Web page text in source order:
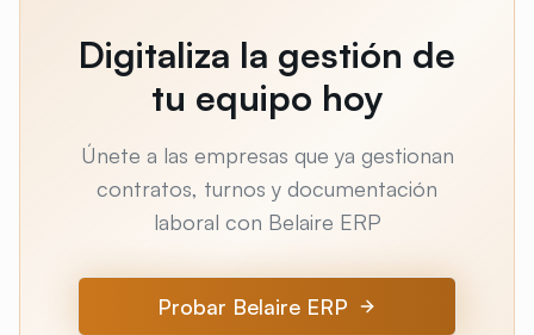
Digitaliza la gestión de
tu equipo hoy
Únete a las empresas que ya gestionan
contratos, turnos y documentación
laboral con Belaire ERP
Probar Belaire ERP